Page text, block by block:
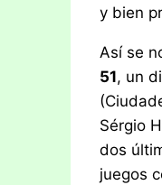
y bien
Así se
51, un
Sérgio
dos
juegos